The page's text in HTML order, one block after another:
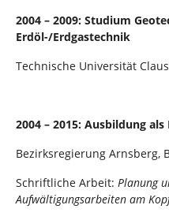
2004 – 2009: Studium
Erdöl-/Erdgastechnik
Technische Universität
2004 – 2015: Ausbildung
Bezirksregierung Arnsberg,
Schriftliche Arbeit: Planung
Aufwältigungsarbeiten am